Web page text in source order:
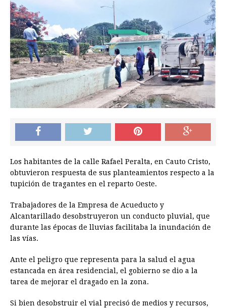
Los habitantes de la calle Rafael Peralta, en Cauto Cristo,
obtuvieron respuesta de sus planteamientos respecto a la
tupición de tragantes en el reparto Oeste.
Trabajadores de la Empresa de Acueducto y
Alcantarillado desobstruyeron un conducto pluvial, que
durante las épocas de lluvias facilitaba la inundación de
las vías.
Ante el peligro que representa para la salud el agua
estancada en área residencial, el gobierno se dio a la
tarea de mejorar el dragado en la zona.
Si bien desobstruir el vial precisó de medios y recursos,